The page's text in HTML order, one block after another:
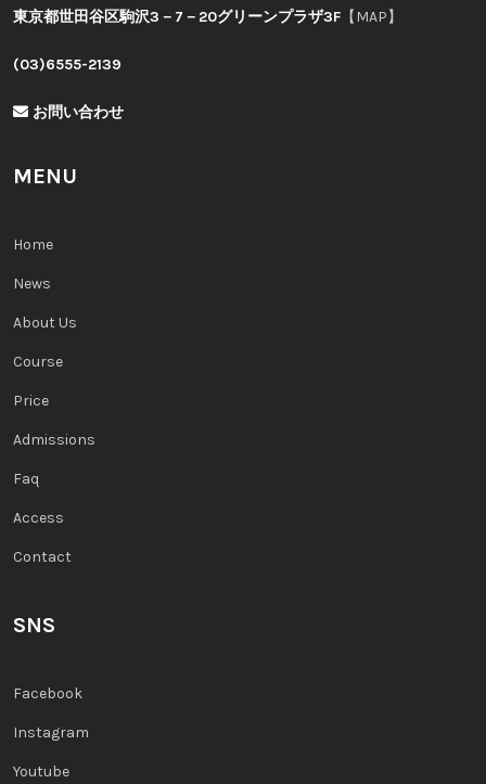
東京都世田谷区駒沢3－7－20グリーンプラザ3F 【MAP】
(03)6555-2139
お問い合わせ
MENU
Home
News
About Us
Course
Price
Admissions
Faq
Access
Contact
SNS
Facebook
Instagram
Youtube